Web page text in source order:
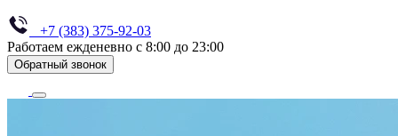
+7 (383) 375-92-03
Работаем ежденевно с 8:00 до 23:00
Обратный звонок